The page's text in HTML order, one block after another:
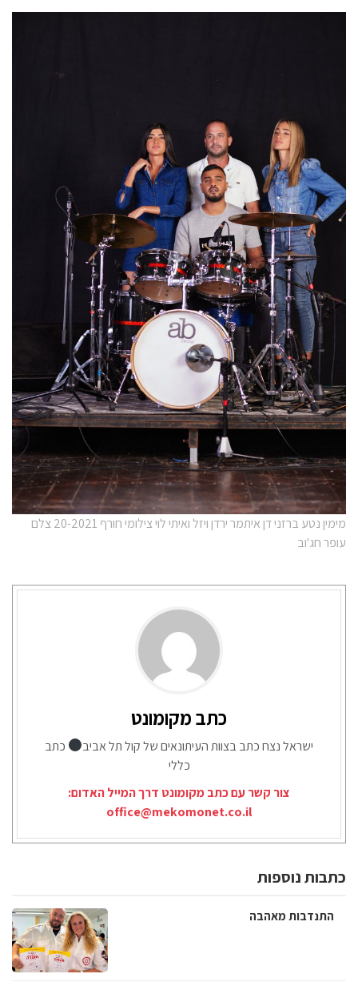
מימין נטע ברזני דן איתמר ירדן ויזל ואיתי לוי צילומי חורף 20-2021 צלם
עופר חג'וב
כתב מקומונט
ישראל נצח כתב בצוות העיתונאים של קול תל אביב
כתב
כללי
צור קשר עם כתב מקומונט דרך המייל האדום:
office@mekomonet.co.il
כתבות נוספות
התנדבות מאהבה